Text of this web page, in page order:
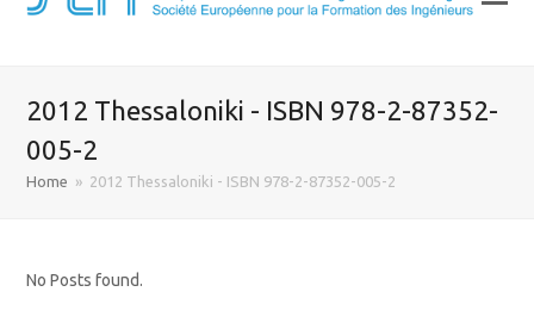
2012 Thessaloniki - ISBN 978-2-87352-
005-2
Home » 2012 Thessaloniki - ISBN 978-2-87352-005-2
No Posts found.